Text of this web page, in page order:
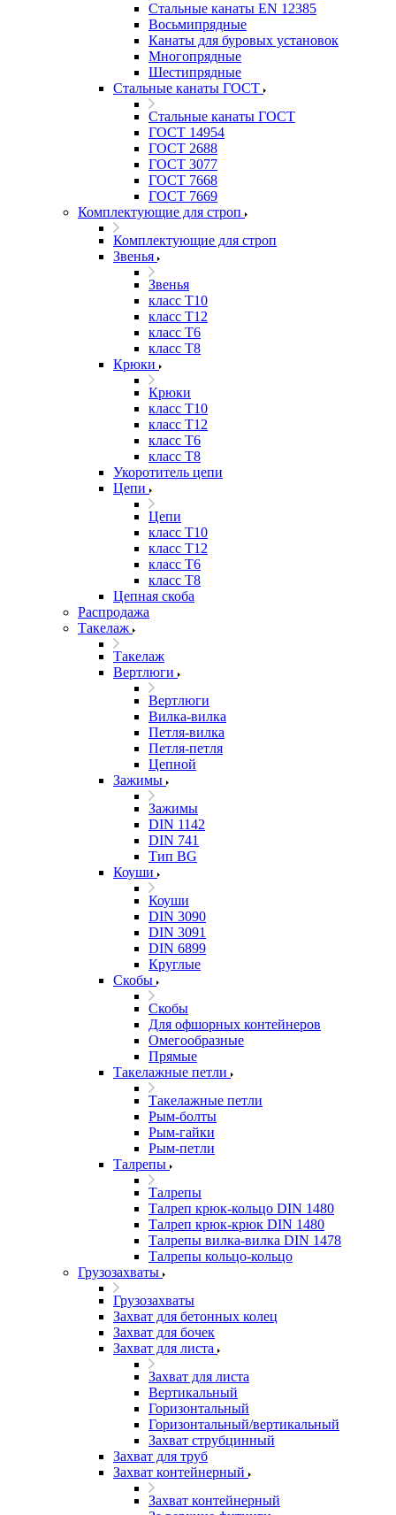
Стальные канаты EN 12385
Восьмипрядные
Канаты для буровых установок
Многопрядные
Шестипрядные
Стальные канаты ГОСТ
Стальные канаты ГОСТ
ГОСТ 14954
ГОСТ 2688
ГОСТ 3077
ГОСТ 7668
ГОСТ 7669
Комплектующие для строп
Комплектующие для строп
Звенья
Звенья
класс Т10
класс Т12
класс Т6
класс Т8
Крюки
Крюки
класс Т10
класс Т12
класс Т6
класс Т8
Укоротитель цепи
Цепи
Цепи
класс Т10
класс Т12
класс Т6
класс Т8
Цепная скоба
Распродажа
Такелаж
Такелаж
Вертлюги
Вертлюги
Вилка-вилка
Петля-вилка
Петля-петля
Цепной
Зажимы
Зажимы
DIN 1142
DIN 741
Тип BG
Коуши
Коуши
DIN 3090
DIN 3091
DIN 6899
Круглые
Скобы
Скобы
Для офшорных контейнеров
Омегообразные
Прямые
Такелажные петли
Такелажные петли
Рым-болты
Рым-гайки
Рым-петли
Талрепы
Талрепы
Талреп крюк-кольцо DIN 1480
Талреп крюк-крюк DIN 1480
Талрепы вилка-вилка DIN 1478
Талрепы кольцо-кольцо
Грузозахваты
Грузозахваты
Захват для бетонных колец
Захват для бочек
Захват для листа
Захват для листа
Вертикальный
Горизонтальный
Горизонтальный/вертикальный
Захват струбцинный
Захват для труб
Захват контейнерный
Захват контейнерный